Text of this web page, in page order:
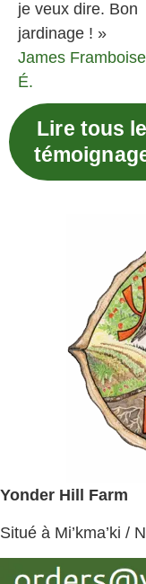
je veux dire. Bon
jardinage ! »
James
É.
Lire tous
Yonder Hill Farm
Situé à Mi’kma’ki /